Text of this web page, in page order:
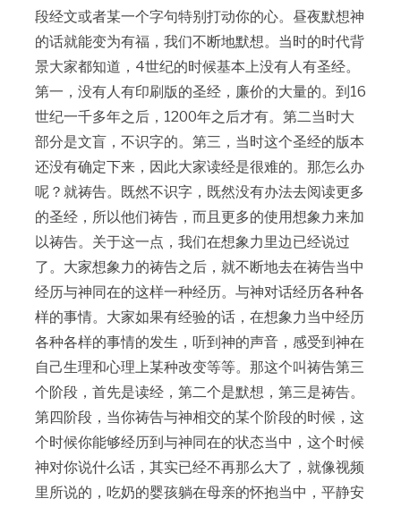
段经文或者某一个字句特别打动你的心。昼夜默想神
的话就能变为有福，我们不断地默想。当时的时代背
景大家都知道，4世纪的时候基本上没有人有圣经。
第一，没有人有印刷版的圣经，廉价的大量的。到16
世纪一千多年之后，1200年之后才有。第二当时大
部分是文盲，不识字的。第三，当时这个圣经的版本
还没有确定下来，因此大家读经是很难的。那怎么办
呢？就祷告。既然不识字，既然没有办法去阅读更多
的圣经，所以他们祷告，而且更多的使用想象力来加
以祷告。关于这一点，我们在想象力里边已经说过
了。大家想象力的祷告之后，就不断地去在祷告当中
经历与神同在的这样一种经历。与神对话经历各种各
样的事情。大家如果有经验的话，在想象力当中经历
各种各样的事情的发生，听到神的声音，感受到神在
自己生理和心理上某种改变等等。那这个叫祷告第三
个阶段，首先是读经，第二个是默想，第三是祷告。
第四阶段，当你祷告与神相交的某个阶段的时候，这
个时候你能够经历到与神同在的状态当中，这个时候
神对你说什么话，其实已经不再那么大了，就像视频
里所说的，吃奶的婴孩躺在母亲的怀抱当中，平静安